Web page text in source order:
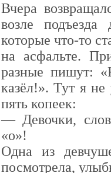
Вчера
возле
которые что-то
на асфальте.
разные пишут:
казёл!». Тут я не
пять копеек:
— Девочки,
«о»!
Одна из
посмотрела,